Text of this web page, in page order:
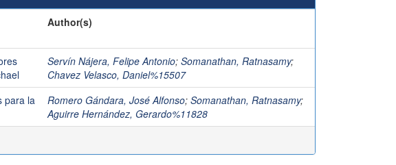
Author(s)
Servín Nájera, Felipe Antonio; Somanathan, Ratnasamy;
Chavez Velasco, Daniel%15507
para la
Romero Gándara, José Alfonso; Somanathan, Ratnasamy;
Aguirre Hernández, Gerardo%11828